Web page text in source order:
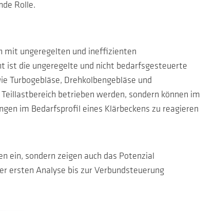
Rolle.
mit ungeregelten und ineffizienten
ist die ungeregelte und nicht bedarfsgesteuerte
Turbogebläse, Drehkolbengebläse und
betrieben werden, sondern können im
im Bedarfsprofil eines Klärbeckens zu reagieren
ein, sondern zeigen auch das Potenzial
ersten Analyse bis zur Verbundsteuerung